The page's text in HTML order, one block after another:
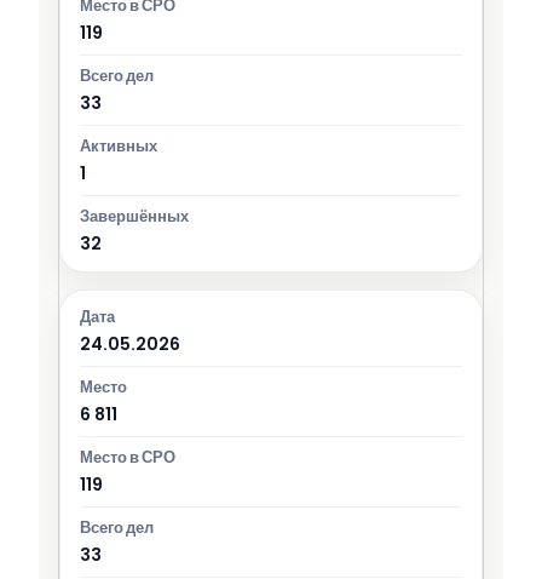
119
33
1
32
24.05.2026
6 811
119
33